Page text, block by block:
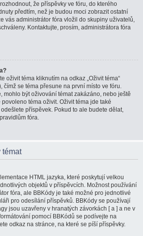
že příspěvky ve fóru, do kterého
předtím, než je budou moci zobrazit ostatní
vás administrátor fóra vložil do skupiny uživatelů,
Kontaktujte, prosím, administrátora fóra
oživit téma kliknutím na odkaz „Oživit téma“
čímž se téma přesune na první místo ve fóru.
mohlo být oživování témat zakázáno, nebo ještě
téma oživit. Oživit téma jde také
příspěvek. Pokud to ale budete dělat,
fóra.
témat
HTML jazyka, které poskytují velkou
objektů v příspěvcích. Možnost používání
fóra, ale BBKódy je také možné pro jednotlivé
pro odesílání příspěvků. BBKódy se používají
jsou uzavřeny v hranatých závorkách [ a ] a ne v
pomocí BBKódů se podívejte na
odkaz na stránce, na které se píší příspěvky.